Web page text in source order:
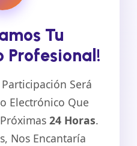
Tu
Profesional!
Será
Electrónico Que
24 Horas.
Nos Encantaría